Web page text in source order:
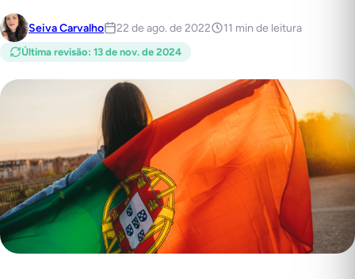
Seiva Carvalho 22 de ago. de 2022 11 min de leitura
Última revisão: 13 de nov. de 2024